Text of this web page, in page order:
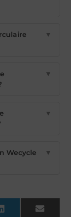
▼
▼
▼
Wecycle
▼
LinkedIn Email